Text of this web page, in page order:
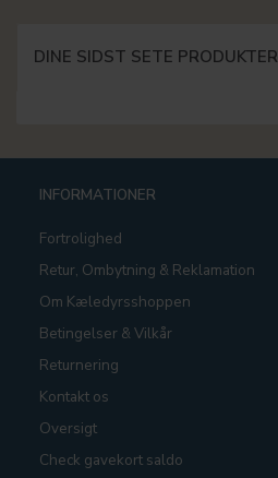
DINE SIDST SETE PRODUKTER
INFORMATIONER
Fortrolighed
Retur, Ombytning & Reklamation
Om Kæledyrsshoppen
Betingelser & Vilkår
Returnering
Kontakt os
Oversigt
Check gavekort saldo